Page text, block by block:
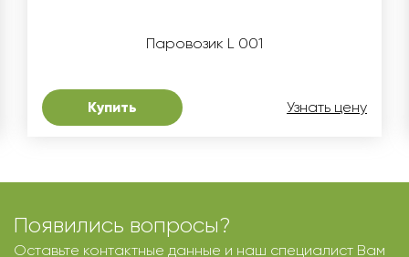
Паровозик L 001
Купить Узнать цену
Появились вопросы?
Оставьте контактные данные и наш специалист Вам